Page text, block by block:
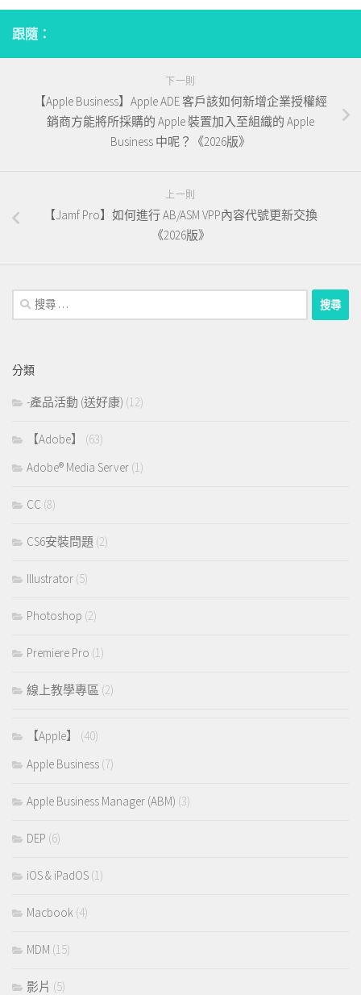
跟隨：
下一則
【Apple Business】Apple ADE 客戶該如何新增企業授權經
銷商方能將所採購的 Apple 裝置加入至組織的 Apple
Business 中呢？《2026版》
上一則
【Jamf Pro】如何進行 AB/ASM VPP內容代號更新交換
《2026版》
搜
尋：
分類
-產品活動 (送好康) (12)
【Adobe】
(63)
Adobe® Media Server (1)
CC (8)
CS6安裝問題 (2)
Illustrator (5)
Photoshop (2)
Premiere Pro (1)
線上教學專區 (2)
【Apple】
(40)
Apple Business (7)
Apple Business Manager (ABM) (3)
DEP (6)
iOS & iPadOS (1)
Macbook (4)
MDM (15)
影片 (5)